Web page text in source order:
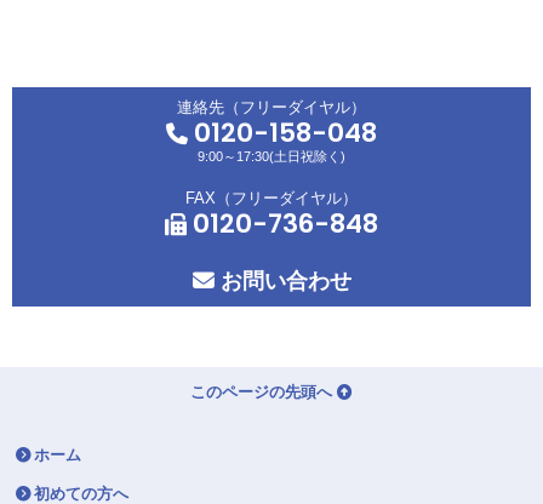
連絡先（フリーダイヤル）
0120-158-048
9:00～17:30(土日祝除く)
FAX（フリーダイヤル）
0120-736-848
お問い合わせ
このページの先頭へ
ホーム
初めての方へ